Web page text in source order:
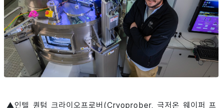
▲인텔 퀀텀 크라이오프로버(Cryoprober, 극저온 웨이퍼 프